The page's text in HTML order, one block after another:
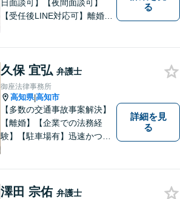
日面談可】【夜間面談可】
【受任後LINE対応可】離婚、
る
久保 宜弘 弁護士
御座法律事務所
高知県|高知市
【多数の交通事故事案解決】
【離婚】【企業での法務経
験】【駐車場有】迅速かつ丁
い。
詳細を見
る
澤田 宗佑 弁護士